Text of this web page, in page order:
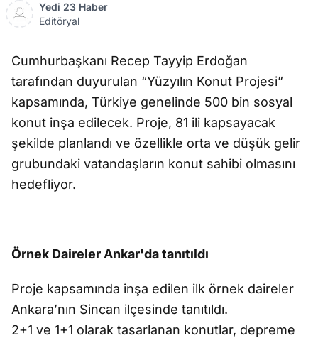
Yedi 23 Haber
Editöryal
Cumhurbaşkanı Recep Tayyip Erdoğan
tarafından duyurulan “Yüzyılın Konut Projesi”
kapsamında, Türkiye genelinde 500 bin sosyal
konut inşa edilecek. Proje, 81 ili kapsayacak
şekilde planlandı ve özellikle orta ve düşük gelir
grubundaki vatandaşların konut sahibi olmasını
hedefliyor.
Örnek Daireler Ankar'da tanıtıldı
Proje kapsamında inşa edilen ilk örnek daireler
Ankara’nın Sincan ilçesinde tanıtıldı.
2+1 ve 1+1 olarak tasarlanan konutlar, depreme